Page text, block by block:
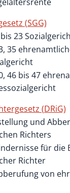
(SGG)
bis 23
35
46 bis 47
(DRiG)
und
Richters
für die
Richter
von